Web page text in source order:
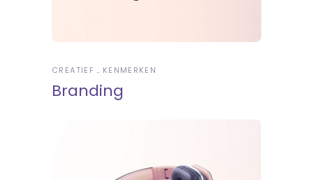
CREATIEF KENMERKEN
Branding